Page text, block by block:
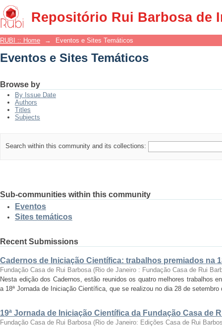
Repositório Rui Barbosa de
Eventos e Sites Temáticos
RUBI :: Home → Eventos e Sites Temáticos
Eventos e Sites Temáticos
Browse by
By Issue Date
Authors
Titles
Subjects
Search within this community and its collections:
Sub-communities within this community
Eventos
Sites temáticos
Recent Submissions
Cadernos de Iniciação Científica: trabalhos premiados na
Fundação Casa de Rui Barbosa (Rio de Janeiro : Fundação Casa de Rui
Nesta edição dos Cadernos, estão reunidos os quatro melhores trabalhos
a 18ª Jornada de Iniciação Científica, que se realizou no dia 28 de
19ª Jornada de Iniciação Científica da Fundação Casa de
Fundação Casa de Rui Barbosa (Rio de Janeiro: Edições Casa de Rui